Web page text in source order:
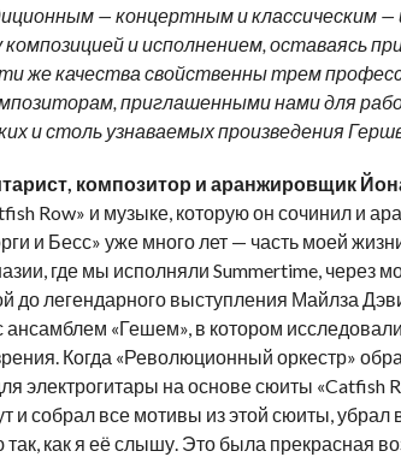
— концертным и классическим
и исполнением, оставаясь
же качества свойственны трем
приглашенными нами для
и столь узнаваемых произведения
композитор и аранжировщик
Row» и музыке, которую он сочинил и
и Бесс» уже много лет — часть моей
где мы исполняли Summertime, через
до легендарного выступления Майлза
«Гешем», в котором
Когда «Революционный оркестр»
электрогитары на основе сюиты «Catfish
и собрал все мотивы из этой сюиты,
как я её слышу. Это была прекрасная